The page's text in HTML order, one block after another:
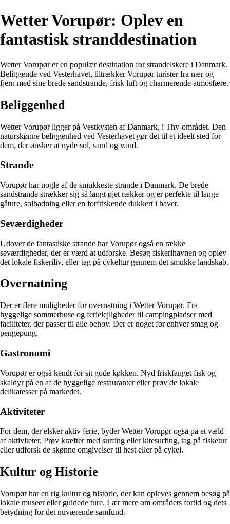
Wetter Vorupør: Oplev en
fantastisk stranddestination
Wetter Vorupør er en populær destination for strandelskere i Danmark.
Beliggende ved Vesterhavet, tiltrækker Vorupør turister fra nær og
fjern med sine brede sandstrande, frisk luft og charmerende atmosfære.
Beliggenhed
Wetter Vorupør ligger på Vestkysten af Danmark, i Thy-området. Den
naturskønne beliggenhed ved Vesterhavet gør det til et ideelt sted for
dem, der ønsker at nyde sol, sand og vand.
Strande
Vorupør har nogle af de smukkeste strande i Danmark. De brede
sandstrande strækker sig så langt øjet rækker og er perfekte til lange
gåture, solbadning eller en forfriskende dukkert i havet.
Seværdigheder
Udover de fantastiske strande har Vorupør også en række
seværdigheder, der er værd at udforske. Besøg fiskerihavnen og oplev
det lokale fiskeriliv, eller tag på cykeltur gennem det smukke landskab.
Overnatning
Der er flere muligheder for overnatning i Wetter Vorupør. Fra
hyggelige sommerhuse og ferielejligheder til campingpladser med
faciliteter, der passer til alle behov. Der er noget for enhver smag og
pengepung.
Gastronomi
Vorupør er også kendt for sit gode køkken. Nyd friskfanget fisk og
skaldyr på en af de hyggelige restauranter eller prøv de lokale
delikatesser på markedet.
Aktiviteter
For dem, der elsker aktiv ferie, byder Wetter Vorupør også på et væld
af aktiviteter. Prøv kræfter med surfing eller kitesurfing, tag på fisketur
eller udforsk de skønne omgivelser til hest eller på cykel.
Kultur og Historie
Vorupør har en rig kultur og historie, der kan opleves gennem besøg på
lokale museer eller guidede ture. Lær mere om områdets fortid og dets
betydning for det nuværende samfund.